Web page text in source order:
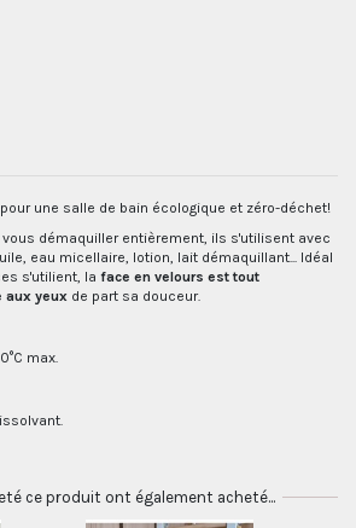
une salle de bain écologique et zéro-déchet!
démaquiller entièrement, ils s'utilisent avec
eau micellaire, lotion, lait démaquillant... Idéal
s'utilient, la face en velours est tout
aux yeux de part sa douceur.
max.
ce produit ont également acheté...